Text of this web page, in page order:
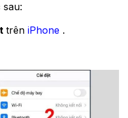
trên iPhone .